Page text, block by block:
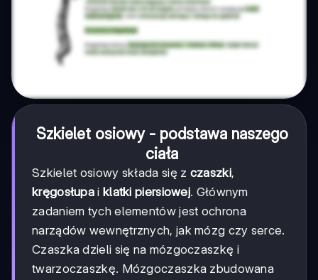
Szkielet osiowy - podstawa naszego
ciała
Szkielet osiowy składa się z czaszki,
kręgosłupa i klatki piersiowej. Głównym
zadaniem tych elementów jest ochrona
narządów wewnętrznych, jak mózg czy serce.
Czaszka dzieli się na mózgoczaszkę i
twarzoczaszkę. Mózgoczaszka zbudowana